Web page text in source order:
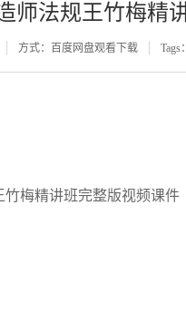
师法规王竹梅精
方式：百度网盘观看下载 Tags
竹梅精讲班完整版视频课件